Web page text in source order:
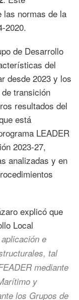
las normas de la
2020.
de Desarrollo
del
desde 2023 y los
transición
resultados del
está
LEADER
2023-27,
analizadas y en
explicó que
Local
e
tal
mediante
y
los Grupos de